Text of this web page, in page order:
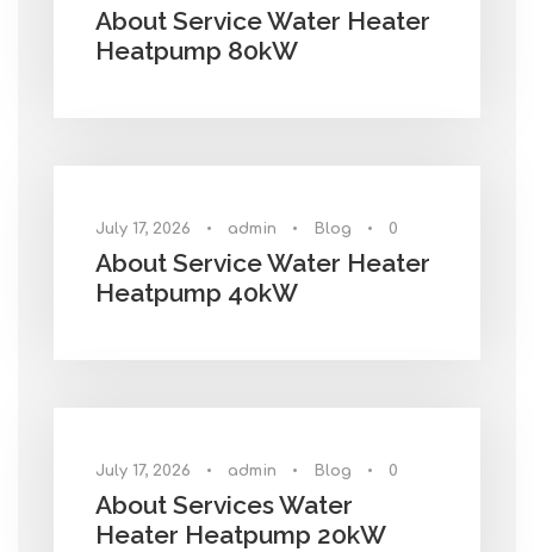
About Service Water Heater
Heatpump 80kW
July 17, 2026 • admin • Blog • 0
About Service Water Heater
Heatpump 40kW
July 17, 2026 • admin • Blog • 0
About Services Water
Heater Heatpump 20kW